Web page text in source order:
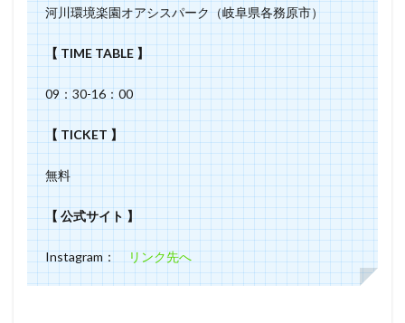
河川環境楽園オアシスパーク（岐阜県各務原市）
【 TIME TABLE 】
09：30-16：00
【 TICKET 】
無料
【 公式サイト 】
Instagram：リンク先へ